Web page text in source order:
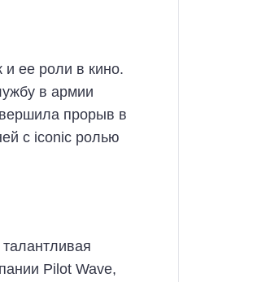
ее роли в кино.
в армии
прорыв в
с iconic ролью
Pilot Wave,